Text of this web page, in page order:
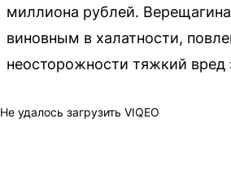
миллиона рублей.
виновным в халатности,
неосторожности тяжкий вред
Не удалось загрузить VIQEO